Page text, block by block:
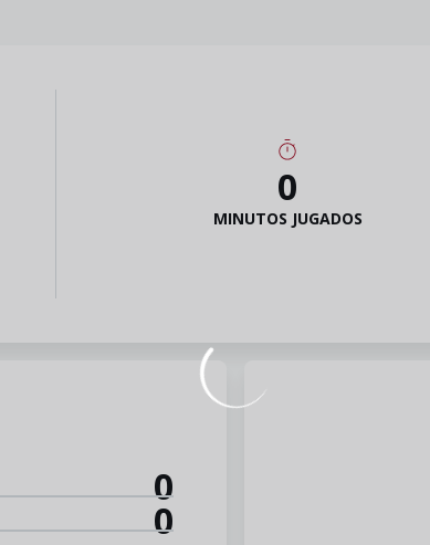
0
MINUTOS JUGADOS
0
0